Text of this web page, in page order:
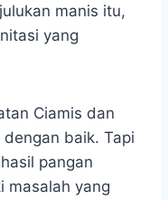
manis itu,
yang
Ciamis dan
baik. Tapi
pangan
masalah yang